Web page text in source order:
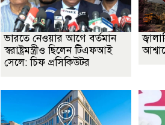
ভারতে নেওয়ার আগে বর্তমান
স্বরাষ্ট্রমন্ত্রীও ছিলেন টিএফআই
সেলে: চিফ প্রসিকিউটর